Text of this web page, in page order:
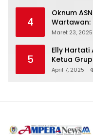
4
Oknum
Wartawan:
Seharga 2
Maret 23, 2025
5
Elly Hartati
Ketua
Silaturahmi
April 7, 2025